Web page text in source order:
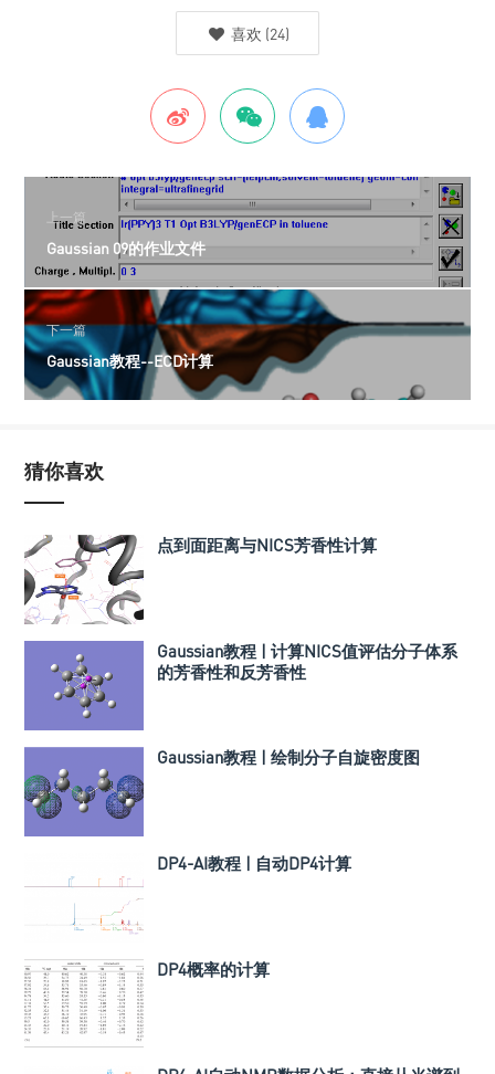
喜欢 (24)
上一篇
Gaussian 09的作业文件
下一篇
Gaussian教程--ECD计算
猜你喜欢
点到面距离与NICS芳香性计算
Gaussian教程 | 计算NICS值评估分子体系
的芳香性和反芳香性
Gaussian教程 | 绘制分子自旋密度图
DP4-AI教程 | 自动DP4计算
DP4概率的计算